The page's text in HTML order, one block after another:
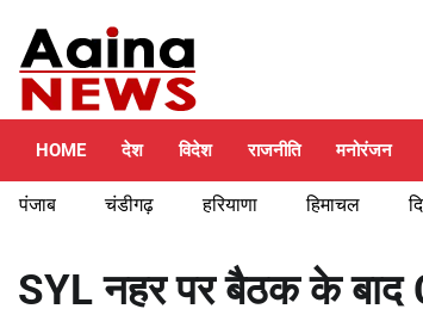
content
HOME देश विदेश राजनीति मनोरंजन
पंजाब चंडीगढ़ हरियाणा हिमाचल
SYL नहर पर बैठक के बाद